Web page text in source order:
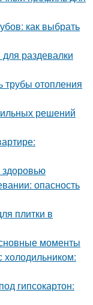
как выбрать
раздевалки
трубы отопления
решений
здоровью
опасность
плитки в
моменты
холодильником:
гипсокартон: